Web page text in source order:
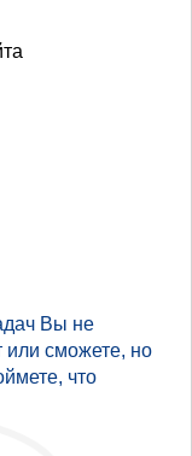
Вы не
или сможете, но
что